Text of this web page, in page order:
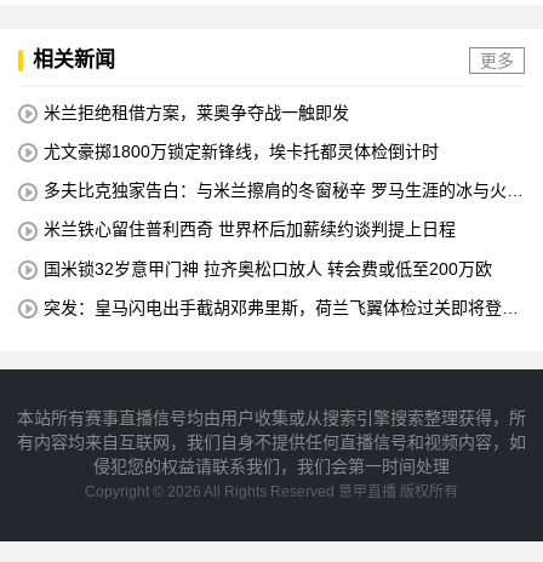
相关新闻 更多
米兰拒绝租借方案，莱奥争夺战一触即发
尤文豪掷1800万锁定新锋线，埃卡托都灵体检倒计时
多夫比克独家告白：与米兰擦肩的冬窗秘辛 罗马生涯的冰与火之
米兰铁心留住普利西奇 世界杯后加薪续约谈判提上日程
国米锁32岁意甲门神 拉齐奥松口放人 转会费或低至200万欧
突发：皇马闪电出手截胡邓弗里斯，荷兰飞翼体检过关即将登陆
本站所有赛事直播信号均由用户收集或从搜索引擎搜索整理获得，所
有内容均来自互联网，我们自身不提供任何直播信号和视频内容，如
侵犯您的权益请联系我们，我们会第一时间处理
Copyright © 2026 All Rights Reserved 意甲直播 版权所有